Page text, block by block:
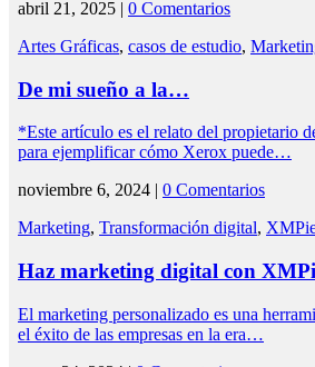
abril 21, 2025 | 0 Comentarios
Artes Gráficas, casos de estudio,
De mi sueño a la…
*Este artículo es el relato del propietario
para ejemplificar cómo Xerox puede…
noviembre 6, 2024 | 0 Comentarios
Marketing, Transformación digital,
Haz marketing digital con
El marketing personalizado es una
el éxito de las empresas en la era…